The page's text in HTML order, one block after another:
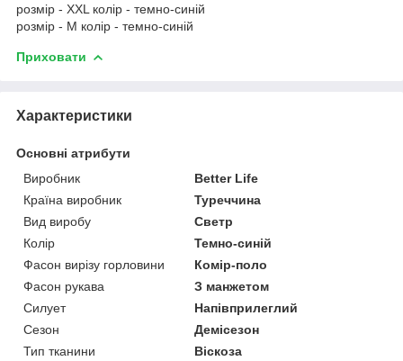
розмір - XXL колір - темно-синій
розмір - M колір - темно-синій
Приховати
Характеристики
Основні атрибути
Виробник
Better Life
Країна виробник
Туреччина
Вид виробу
Светр
Колір
Темно-синій
Фасон вирізу горловини
Комір-поло
Фасон рукава
З манжетом
Силует
Напівприлеглий
Сезон
Демісезон
Тип тканини
Віскоза